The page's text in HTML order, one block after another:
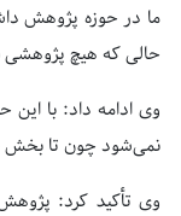
ما در حوزه پژوهش
حالی که هیچ پژوهشی
وی ادامه داد: با
نمی‌شود چون تا بخش
وی تأکید کرد: